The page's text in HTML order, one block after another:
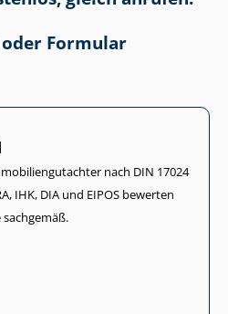
oder Formular
nach DIN 17024
IHK, DIA und EIPOS bewerten